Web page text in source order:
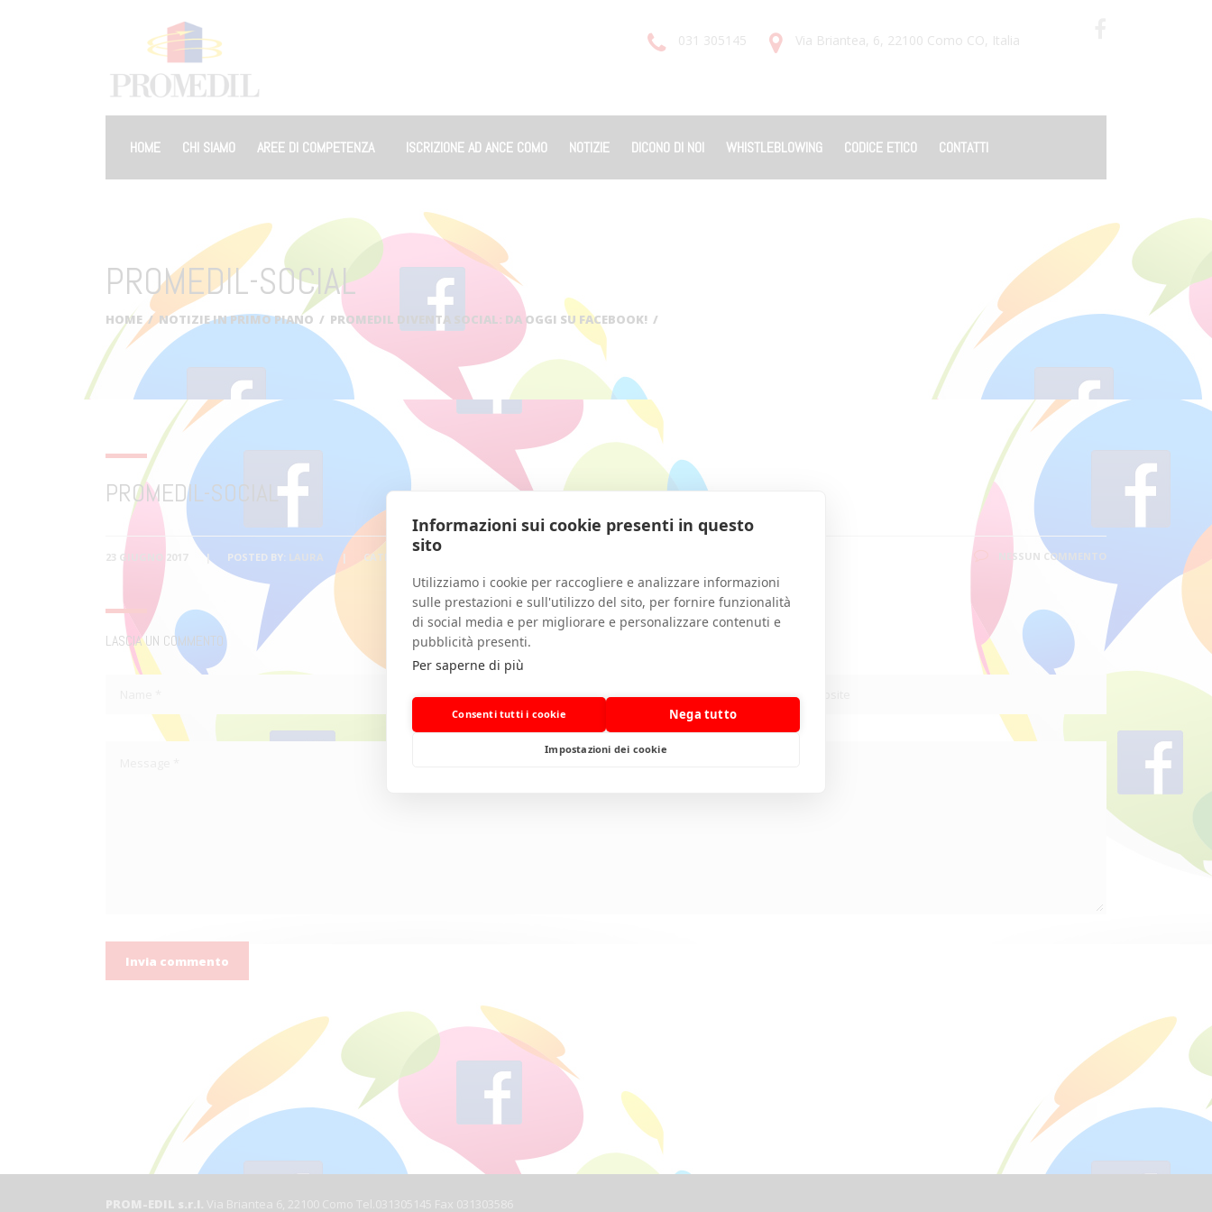
Via Briantea, 6, 22100 Como CO, Italia
031 305145
HOME CHI SIAMO AREE DI COMPETENZA ISCRIZIONE AD ANCE COMO NOTIZIE DICONO DI NOI WHISTLEBLOWING CODICE ETICO CONTATTI
PROMEDIL-SOCIAL
HOME / NOTIZIE IN PRIMO PIANO / PROMEDIL DIVENTA SOCIAL: DA OGGI SU FACEBOOK! /
PROMEDIL-SOCIAL
23 GIUGNO 2017 POSTED BY: LAURA CATEGORY: NESSUN COMMENTO
LASCIA UN COMMENTO
PROM-EDIL s.r.l. Via Briantea 6, 22100 Como Tel.031305145 Fax 031303586
Informazioni sui cookie presenti in questo
sito
Utilizziamo i cookie per raccogliere e analizzare informazioni
sulle prestazioni e sull'utilizzo del sito, per fornire funzionalità
di social media e per migliorare e personalizzare contenuti e
pubblicità presenti.
Per saperne di più
Consenti tutti i cookie Nega tutto
Impostazioni dei cookie